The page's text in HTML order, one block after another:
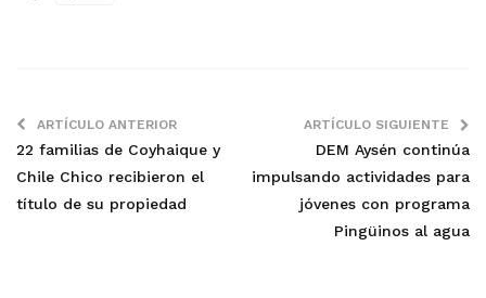
ARTÍCULO ANTERIOR
22 familias de Coyhaique y
Chile Chico recibieron el
título de su propiedad
ARTÍCULO SIGUIENTE
DEM Aysén continúa
impulsando actividades para
jóvenes con programa
Pingüinos al agua